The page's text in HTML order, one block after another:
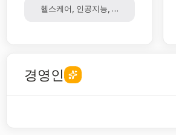
헬스케어, 인공지능, 의료기기, 건강기
경영인